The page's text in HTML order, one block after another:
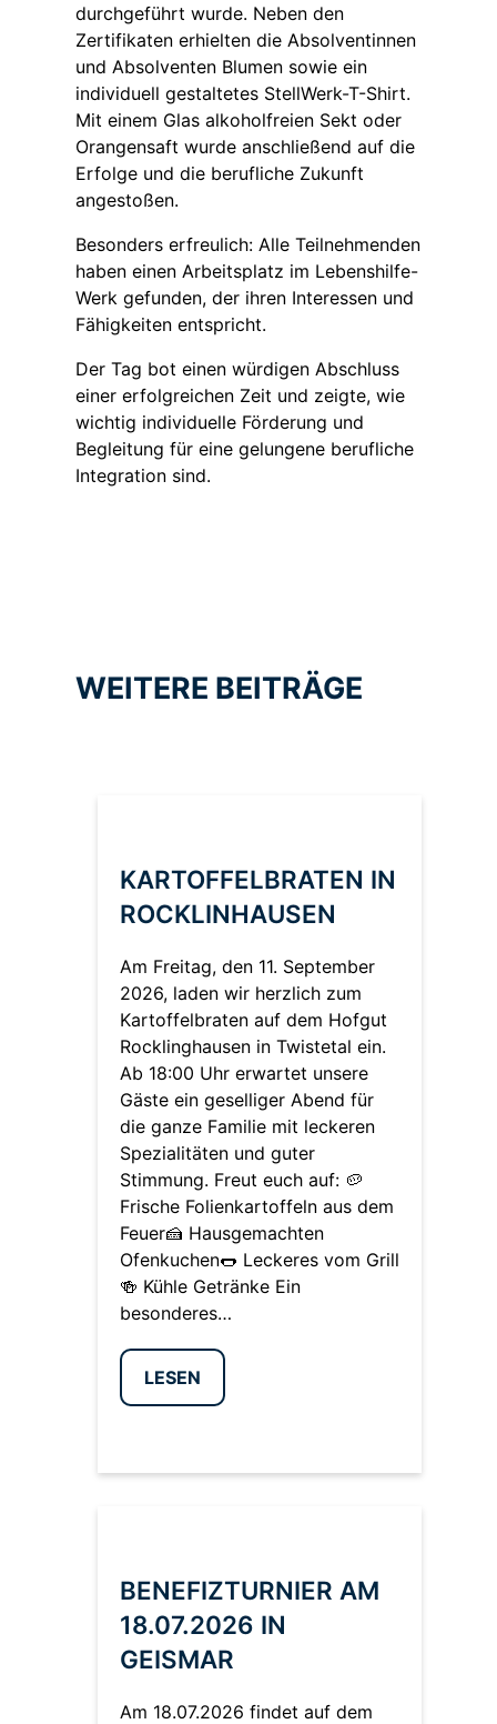
durchgeführt wurde. Neben den
Zertifikaten erhielten die Absolventinnen
und Absolventen Blumen sowie ein
individuell gestaltetes StellWerk-T-Shirt.
Mit einem Glas alkoholfreien Sekt oder
Orangensaft wurde anschließend auf die
Erfolge und die berufliche Zukunft
angestoßen.
Besonders erfreulich: Alle Teilnehmenden
haben einen Arbeitsplatz im Lebenshilfe-
Werk gefunden, der ihren Interessen und
Fähigkeiten entspricht.
Der Tag bot einen würdigen Abschluss
einer erfolgreichen Zeit und zeigte, wie
wichtig individuelle Förderung und
Begleitung für eine gelungene berufliche
Integration sind.
WEITERE BEITRÄGE
KARTOFFELBRATEN IN
ROCKLINHAUSEN
Am Freitag, den 11. September
2026, laden wir herzlich zum
Kartoffelbraten auf dem Hofgut
Rocklinghausen in Twistetal ein.
Ab 18:00 Uhr erwartet unsere
Gäste ein geselliger Abend für
die ganze Familie mit leckeren
Spezialitäten und guter
Stimmung. Freut euch auf: 🥔
Frische Folienkartoffeln aus dem
Feuer🍰 Hausgemachten
Ofenkuchen🌭 Leckeres vom Grill
🍻 Kühle Getränke Ein
besonderes…
LESEN
BENEFIZTURNIER AM
18.07.2026 IN
GEISMAR
Am 18.07.2026 findet auf dem